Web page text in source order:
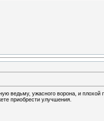
ведьму, ужасного ворона, и
приобрести улучшения.